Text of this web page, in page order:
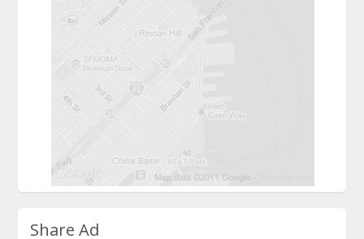
Share Ad